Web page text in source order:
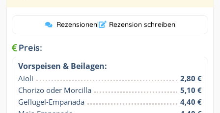
Rezensionen| Rezension schreiben
Preis:
Vorspeisen & Beilagen:
Aioli
2,80 €
Chorizo oder Morcilla
5,10 €
Geflügel-Empanada
4,40 €